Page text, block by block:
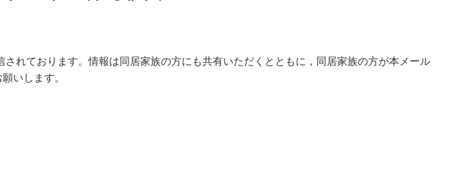
れております。情報は同居家族の方にも共有いただくとともに，同居家族の方が本メール
いします。